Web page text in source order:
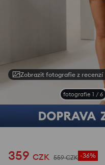
Zobrazit fotografie z recenzí
fotografie 1 / 6
359 CZK 559 CZK -36%